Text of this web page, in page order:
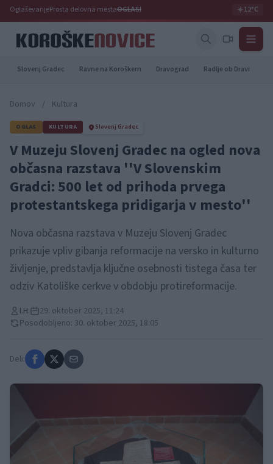
OglaševanjeProsta delovna mestaOGLASI ☀️12°C
Slovenj Gradec Ravne na Koroškem Dravograd Radlje ob Dravi
Domov / Kultura
OGLAS KULTURA Slovenj Gradec
V Muzeju Slovenj Gradec na ogled nova
občasna razstava ''V Slovenskim
Gradci: 500 let od prihoda prvega
protestantskega pridigarja v mesto''
Nova občasna razstava v Muzeju Slovenj Gradec
prikazuje vpliv gibanja reformacije na versko in kulturno
življenje, predstavlja ključne osebnosti tistega časa ter
odziv Katoliške cerkve v obdobju protireformacije.
I.H.
29. oktober 2025, 11:24
Posodobljeno: 30. oktober 2025, 18:05
Deli: